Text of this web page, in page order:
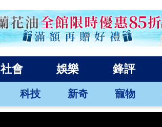
社會 娛樂 鋒評
科技 新奇 寵物